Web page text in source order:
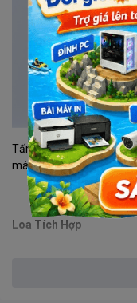
Tấm nền VA với độ
màu sắc cao và giúp
Loa Tích Hợp